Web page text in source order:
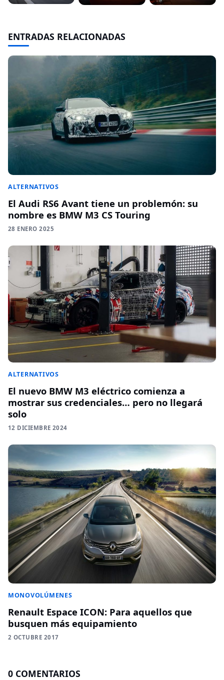
ENTRADAS RELACIONADAS
ALTERNATIVOS
El Audi RS6 Avant tiene un problemón: su
nombre es BMW M3 CS Touring
28 ENERO 2025
ALTERNATIVOS
El nuevo BMW M3 eléctrico comienza a
mostrar sus credenciales… pero no llegará
solo
12 DICIEMBRE 2024
MONOVOLÚMENES
Renault Espace ICON: Para aquellos que
busquen más equipamiento
2 OCTUBRE 2017
0 COMENTARIOS